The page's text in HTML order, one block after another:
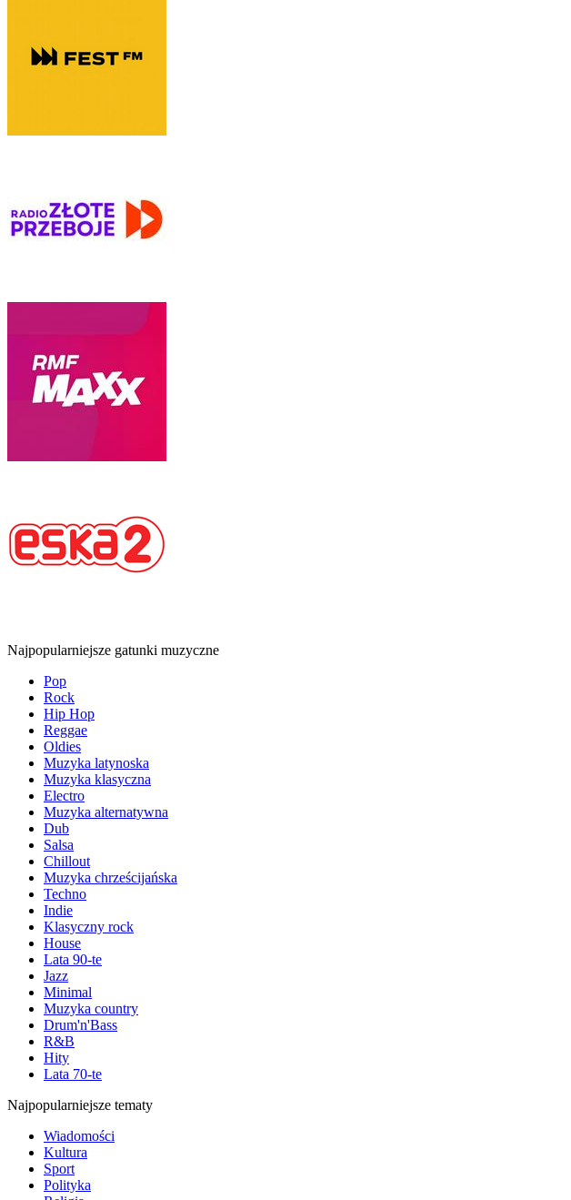
Najpopularniejsze gatunki muzyczne
Pop
Rock
Hip Hop
Reggae
Oldies
Muzyka latynoska
Muzyka klasyczna
Electro
Muzyka alternatywna
Dub
Salsa
Chillout
Muzyka chrześcijańska
Techno
Indie
Klasyczny rock
House
Lata 90-te
Jazz
Minimal
Muzyka country
Drum'n'Bass
R&B
Hity
Lata 70-te
Najpopularniejsze tematy
Wiadomości
Kultura
Sport
Polityka